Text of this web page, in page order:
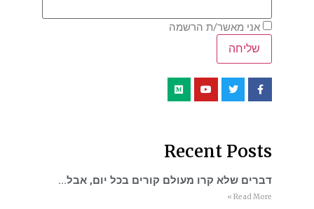
אני מאשר/ת הרשמה
Recent Posts
דברים שלא קרו מעולם קורים בכל יום, אבל…
Read More »